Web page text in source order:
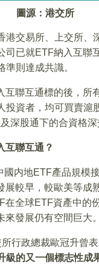
圖源：港交所
港交易所、上交所、
司已就ETF納入互聯
準則達成共識。
互聯互通標的後，所
投資者，均可買賣滬
深股通下的合資格深
互聯互通？
國内地ETF產品規模
展較早，較歐美等成
在全球ETF資產中的
發展仍有空間巨大。
行政總裁歐冠升曾表
級的又一個標志性成